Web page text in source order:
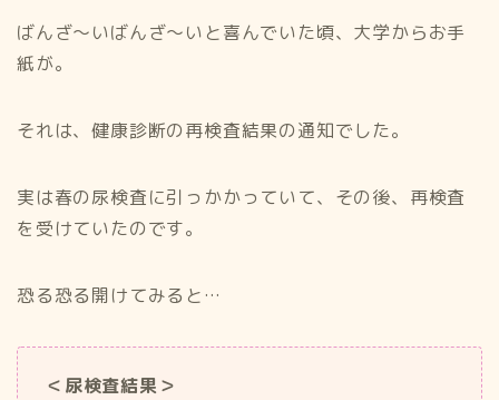
ばんざ〜いばんざ〜いと喜んでいた頃、大学からお手
紙が。
それは、健康診断の再検査結果の通知でした。
実は春の尿検査に引っかかっていて、その後、再検査
を受けていたのです。
恐る恐る開けてみると…
＜尿検査結果＞